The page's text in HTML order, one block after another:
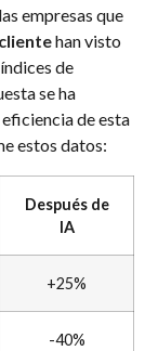
empresas que
han visto
de
se ha
de esta
estos datos:
Después de
IA
+25%
-40%